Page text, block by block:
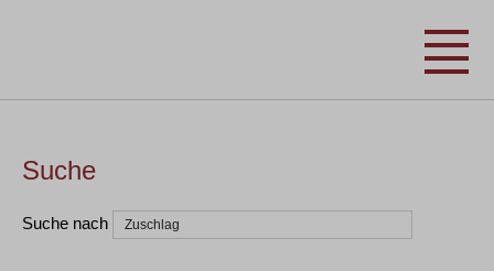
Suche
Suche nach